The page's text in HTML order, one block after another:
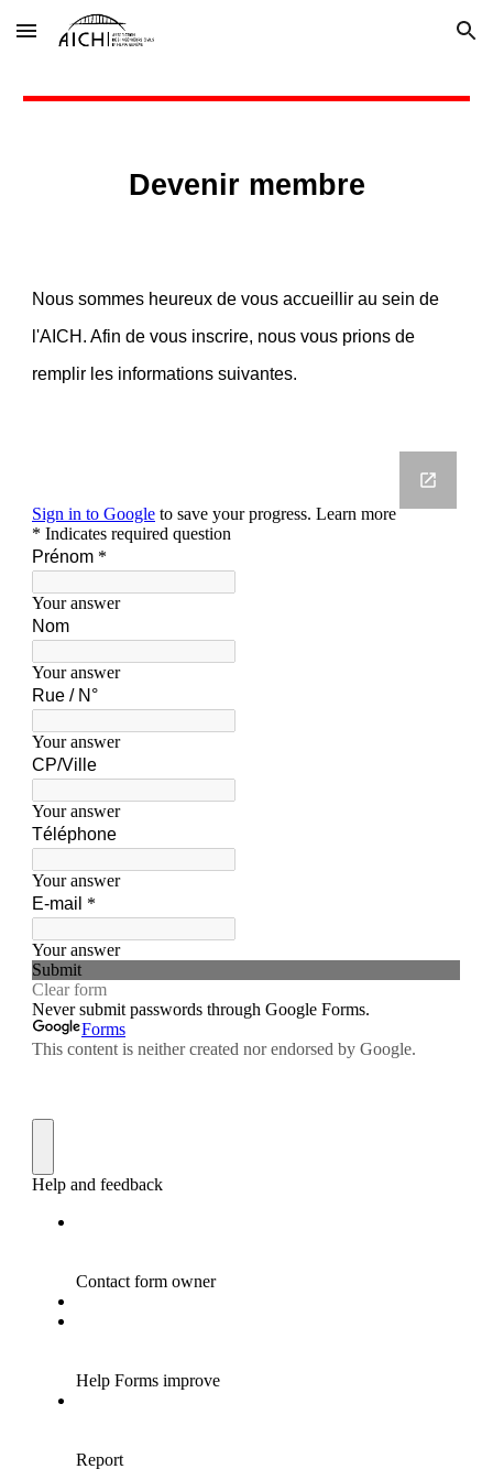
Skip to main content Skip to navigation
Devenir membre
Nous sommes heureux de vous accueillir au sein de
l'AICH. Afin de vous inscrire, nous vous prions de
remplir les informations suivantes.